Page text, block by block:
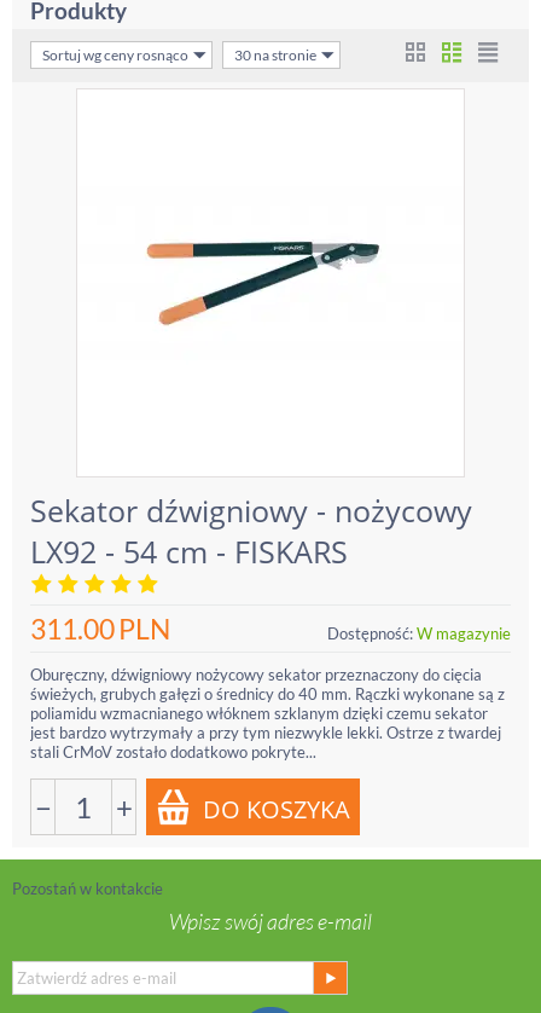
Produkty
Sortuj wg ceny rosnąco 30 na stronie
Sekator dźwigniowy - nożycowy
LX92 - 54 cm - FISKARS
311.00PLN Dostępność:W magazynie
Oburęczny, dźwigniowy nożycowy sekator przeznaczony do cięcia
świeżych, grubych gałęzi o średnicy do 40 mm. Rączki wykonane są z
poliamidu wzmacnianego włóknem szklanym dzięki czemu sekator
jest bardzo wytrzymały a przy tym niezwykle lekki. Ostrze z twardej
stali CrMoV zostało dodatkowo pokryte...
− +
Pozostań w kontakcie
Wpisz swój adres e-mail